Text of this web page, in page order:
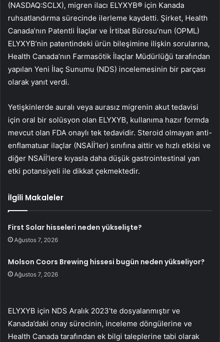
(NASDAQ:SCLX), migren ilacı ELYXYB® için Kanada
ruhsatlandırma sürecinde ilerleme kaydetti. Şirket, Health
Canada’nın Patentli İlaçlar ve İrtibat Bürosu’nun (OPML)
ELYXYB’nin patentindeki ürün bileşimine ilişkin sorularına,
Health Canada’nın Farmasötik İlaçlar Müdürlüğü tarafından
yapılan Yeni İlaç Sunumu (NDS) incelemesinin bir parçası
olarak yanıt verdi.
Yetişkinlerde auralı veya aurasız migrenin akut tedavisi
için oral bir solüsyon olan ELYXYB, kullanıma hazır formda
mevcut olan FDA onaylı tek tedavidir. Steroid olmayan anti-
enflamatuar ilaçlar (NSAİİ’ler) sınıfına aittir ve hızlı etkisi ve
diğer NSAİİ’lere kıyasla daha düşük gastrointestinal yan
etki potansiyeli ile dikkat çekmektedir.
İlgili Makaleler
First Solar hisseleri neden yükselişte?
Ağustos 7, 2026
Molson Coors Brewing hissesi bugün neden yükseliyor?
Ağustos 7, 2026
ELYXYB için NDS Aralık 2023’te dosyalanmıştır ve
Kanada’daki onay sürecinin, inceleme döngülerine ve
Health Canada tarafından ek bilgi taleplerine tabi olarak